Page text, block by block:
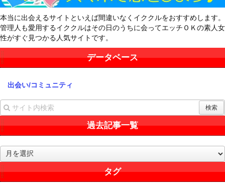
本当に出会えるサイトといえば間違いなくイククルをおすすめします。
管理人も愛用するイククルはその日のうちに会ってエッチＯＫの素人女
性がすぐ見つかる人気サイトです。
データベース
出会い/コミュニティ
過去記事一覧
去
記
事
タグ